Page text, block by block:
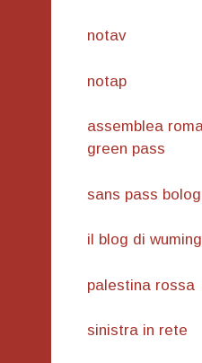
notav
notap
assemblea
green pass
sans pass
il blog di wuming
palestina rossa
sinistra in rete